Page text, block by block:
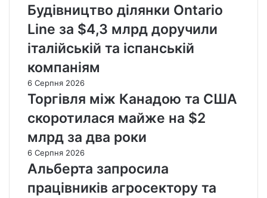
Будівництво ділянки Ontario
Line за $4,3 млрд доручили
італійській та іспанській
компаніям
6 Серпня 2026
Торгівля між Канадою та США
скоротилася майже на $2
млрд за два роки
6 Серпня 2026
Альберта запросила
працівників агросектору та